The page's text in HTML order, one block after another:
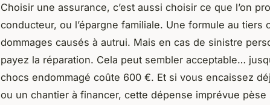
Choisir une assurance, c’est aussi choisir ce que l’on
conducteur, ou l’épargne familiale. Une formule au tiers
dommages causés à autrui. Mais en cas de sinistre
payez la réparation. Cela peut sembler acceptable…
chocs endommagé coûte 600 €. Et si vous encaissez
ou un chantier à financer, cette dépense imprévue pèse